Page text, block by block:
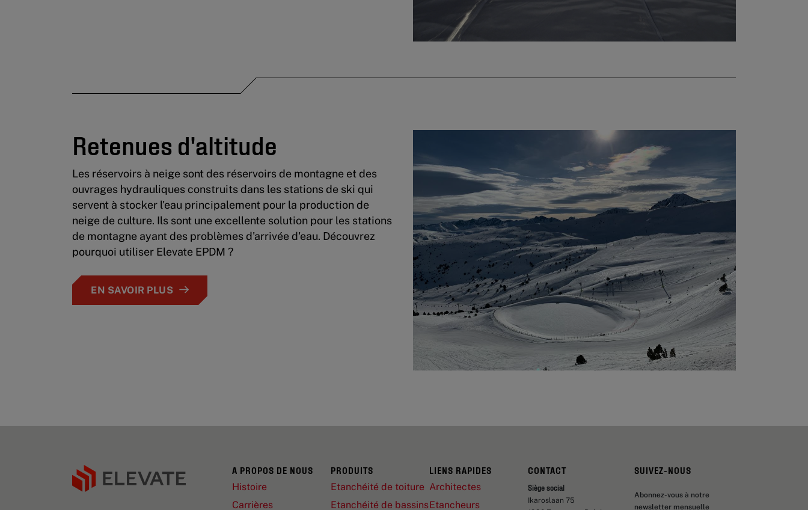
Retenues d'altitude
Les réservoirs à neige sont des réservoirs de montagne et des
ouvrages hydrauliques construits dans les stations de ski qui
servent à stocker l'eau principalement pour la production de
neige de culture. Ils sont une excellente solution pour les stations
de montagne ayant des problèmes d'arrivée d'eau. Découvrez
pourquoi utiliser Elevate EPDM ?
EN SAVOIR PLUS
A PROPOS DE NOUS
Histoire
Carrières
PRODUITS
Etanchéité de toiture
Etanchéité de bassins
LIENS RAPIDES
Architectes
Etancheurs
CONTACT
Siège social
Ikaroslaan 75
SUIVEZ-NOUS
Abonnez-vous à notre
newsletter mensuelle